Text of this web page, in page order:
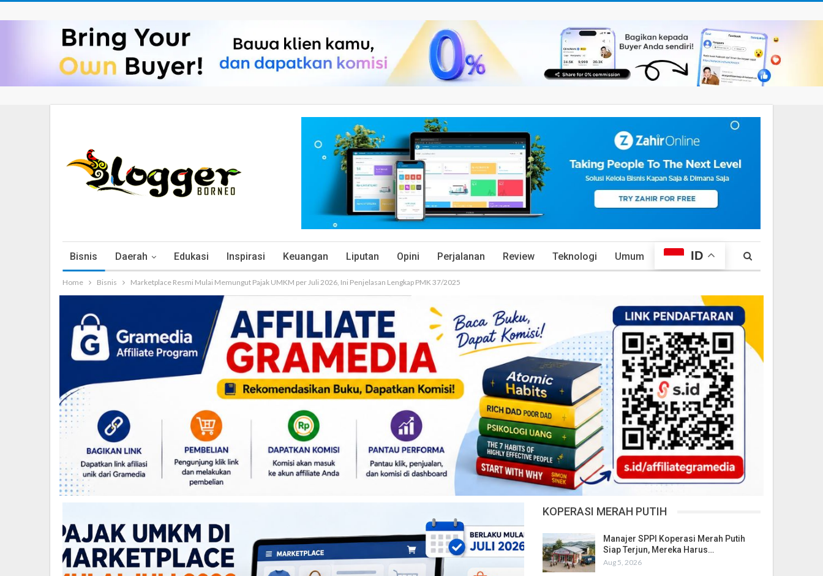
Bisnis Daerah Edukasi Inspirasi Keuangan Liputan Opini Perjalanan Review Teknologi Umum ID
Home Bisnis Marketplace Resmi Mulai Memungut Pajak UMKM per Juli 2026, Ini Penjelasan Lengkap PMK 37/2025
KOPERASI MERAH PUTIH
Manajer SPPI Koperasi Merah Putih
Siap Terjun, Mereka Harus…
Aug 5, 2026